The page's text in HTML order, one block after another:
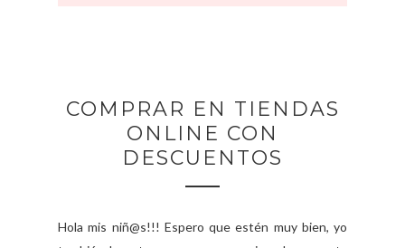
COMPRAR EN TIENDAS
ONLINE CON
DESCUENTOS
Hola mis niñ@s!!! Espero que estén muy bien, yo